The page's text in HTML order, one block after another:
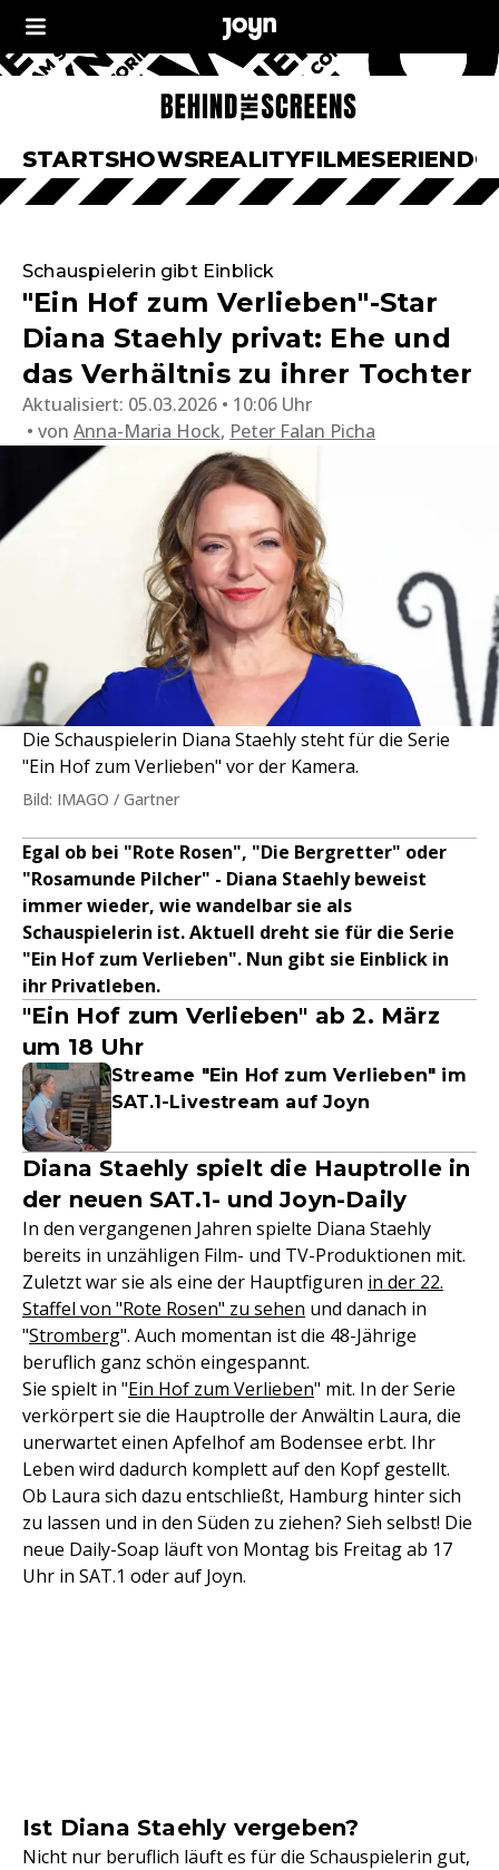
STARTSHOWSREALITYFILMESERIEN
Schauspielerin gibt Einblick
"Ein Hof zum Verlieben"-Star
Diana Staehly privat: Ehe und
das Verhältnis zu ihrer Tochter
Aktualisiert: 05.03.2026 • 10:06 Uhr
von Anna-Maria Hock, Peter Falan Picha
Die Schauspielerin Diana Staehly steht für die Serie
"Ein Hof zum Verlieben" vor der Kamera.
Bild: IMAGO / Gartner
Egal ob bei "Rote Rosen", "Die Bergretter" oder
"Rosamunde Pilcher" - Diana Staehly beweist
immer wieder, wie wandelbar sie als
Schauspielerin ist. Aktuell dreht sie für die Serie
"Ein Hof zum Verlieben". Nun gibt sie Einblick in
ihr Privatleben.
"Ein Hof zum Verlieben" ab 2. März
um 18 Uhr
Streame "Ein Hof zum Verlieben" im
SAT.1-Livestream auf Joyn
Diana Staehly spielt die Hauptrolle in
der neuen SAT.1- und Joyn-Daily
In den vergangenen Jahren spielte Diana Staehly
bereits in unzähligen Film- und TV-Produktionen mit.
Zuletzt war sie als eine der Hauptfiguren in der 22.
Staffel von "Rote Rosen" zu sehen und danach in
"Stromberg". Auch momentan ist die 48-Jährige
beruflich ganz schön eingespannt.
Sie spielt in "Ein Hof zum Verlieben" mit. In der Serie
verkörpert sie die Hauptrolle der Anwältin Laura, die
unerwartet einen Apfelhof am Bodensee erbt. Ihr
Leben wird dadurch komplett auf den Kopf gestellt.
Ob Laura sich dazu entschließt, Hamburg hinter sich
zu lassen und in den Süden zu ziehen? Sieh selbst! Die
neue Daily-Soap läuft von Montag bis Freitag ab 17
Uhr in SAT.1 oder auf Joyn.
Ist Diana Staehly vergeben?
Nicht nur beruflich läuft es für die Schauspielerin gut,